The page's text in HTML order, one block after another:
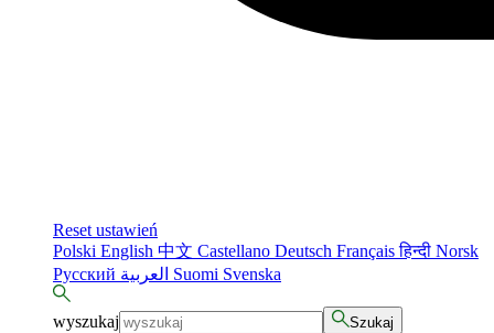
Reset ustawień
Polski English 中文 Castellano Deutsch Françaisहिन्दी Norsk
Русский
Suomi Svenska
wyszukaj Szukaj